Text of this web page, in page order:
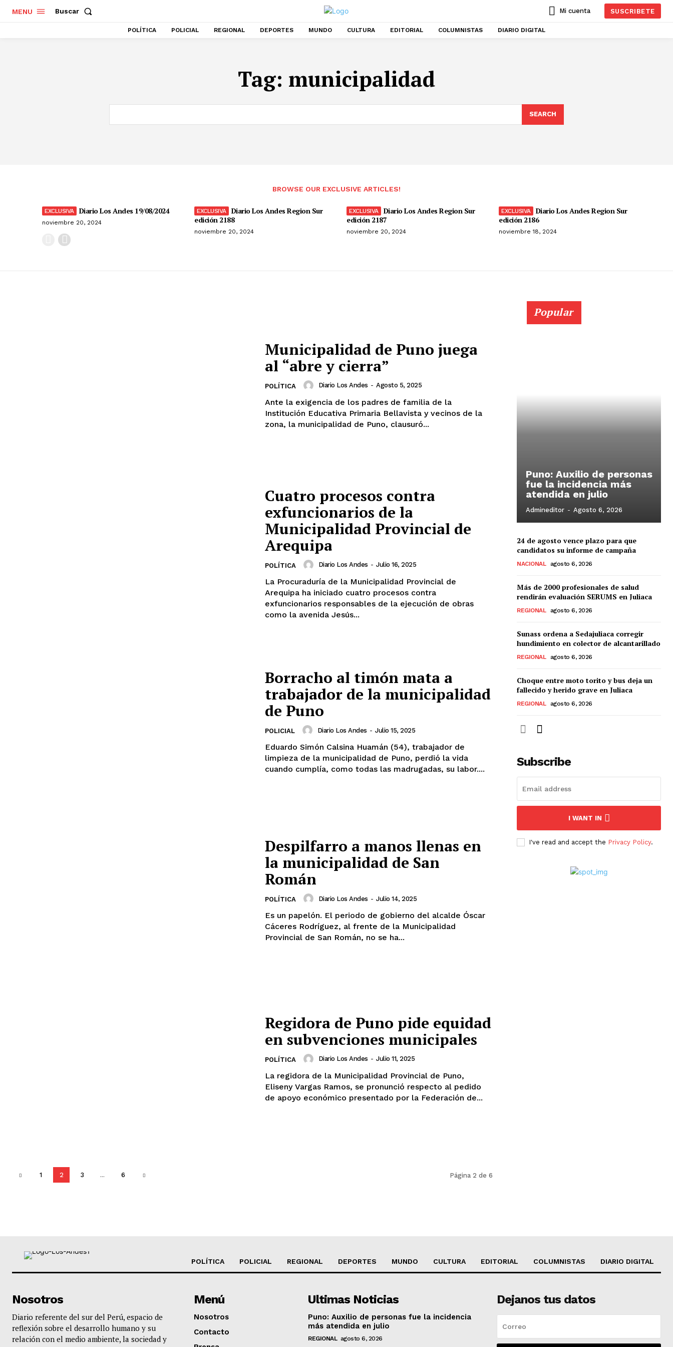
MENU Buscar Mi cuenta SUSCRIBETE
POLÍTICA POLICIAL REGIONAL DEPORTES MUNDO CULTURA EDITORIAL COLUMNISTAS DIARIO DIGITAL
Tag: municipalidad
SEARCH
BROWSE OUR EXCLUSIVE ARTICLES!
Diario Los Andes 19/08/2024
noviembre 20, 2024
Diario Los Andes Region Sur
edición 2188
noviembre 20, 2024
Diario Los Andes Region Sur
edición 2187
noviembre 20, 2024
Diario Los Andes Region Sur
edición 2186
noviembre 18, 2024
Municipalidad de Puno juega
al “abre y cierra”
POLÍTICA Diario Los Andes - Agosto 5, 2025
Ante la exigencia de los padres de familia de la
Institución Educativa Primaria Bellavista y vecinos de la
zona, la municipalidad de Puno, clausuró...
Cuatro procesos contra
exfuncionarios de la
Municipalidad Provincial de
Arequipa
POLÍTICA Diario Los Andes - Julio 16, 2025
La Procuraduría de la Municipalidad Provincial de
Arequipa ha iniciado cuatro procesos contra
exfuncionarios responsables de la ejecución de obras
como la avenida Jesús...
Borracho al timón mata a
trabajador de la municipalidad
de Puno
POLICIAL Diario Los Andes - Julio 15, 2025
Eduardo Simón Calsina Huamán (54), trabajador de
limpieza de la municipalidad de Puno, perdió la vida
cuando cumplía, como todas las madrugadas, su labor....
Despilfarro a manos llenas en
la municipalidad de San
Román
POLÍTICA Diario Los Andes - Julio 14, 2025
Es un papelón. El periodo de gobierno del alcalde Óscar
Cáceres Rodríguez, al frente de la Municipalidad
Provincial de San Román, no se ha...
Regidora de Puno pide equidad
en subvenciones municipales
POLÍTICA Diario Los Andes - Julio 11, 2025
La regidora de la Municipalidad Provincial de Puno,
Eliseny Vargas Ramos, se pronunció respecto al pedido
de apoyo económico presentado por la Federación de...
1 2 3 ... 6 Página 2 de 6
Popular
Puno: Auxilio de personas
fue la incidencia más
atendida en julio
Admineditor - Agosto 6, 2026
24 de agosto vence plazo para que
candidatos su informe de campaña
NACIONAL agosto 6, 2026
Más de 2000 profesionales de salud
rendirán evaluación SERUMS en Juliaca
REGIONAL agosto 6, 2026
Sunass ordena a Sedajuliaca corregir
hundimiento en colector de alcantarillado
REGIONAL agosto 6, 2026
Choque entre moto torito y bus deja un
fallecido y herido grave en Juliaca
REGIONAL agosto 6, 2026
Subscribe
I WANT IN
I've read and accept the Privacy Policy.
POLÍTICA POLICIAL REGIONAL DEPORTES MUNDO CULTURA EDITORIAL COLUMNISTAS DIARIO DIGITAL
Nosotros
Diario referente del sur del Perú, espacio de
reflexión sobre el desarrollo humano y su
relación con el medio ambiente, la sociedad y
Menú
Nosotros
Contacto
Ultimas Noticias
Puno: Auxilio de personas fue la incidencia
más atendida en julio
REGIONAL agosto 6, 2026
Dejanos tus datos